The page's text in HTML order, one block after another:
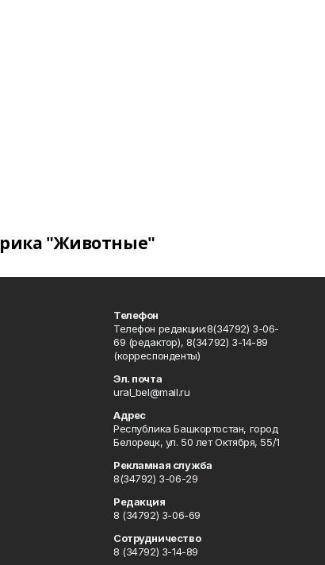
"Животные"
Телефон
Телефон редакции:8(34792) 3-06-
69 (редактор), 8(34792) 3-14-89
(корреспонденты)
Эл. почта
ural_bel@mail.ru
Адрес
Республика Башкортостан, город
Белорецк, ул. 50 лет Октября, 55/1
Рекламная служба
8(34792) 3-06-29
Редакция
8 (34792) 3-06-69
Сотрудничество
8 (34792) 3-14-89